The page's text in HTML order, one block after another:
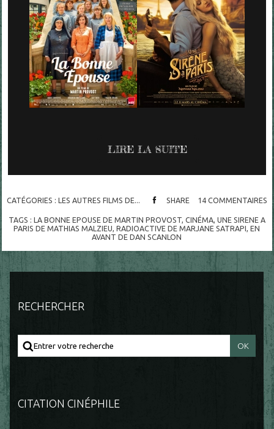
LIRE LA SUITE
CATÉGORIES : LES AUTRES FILMS DE... SHARE 14 COMMENTAIRES
TAGS : LA BONNE EPOUSE DE MARTIN PROVOST, CINÉMA, UNE SIRENE A
PARIS DE MATHIAS MALZIEU,RADIOACTIVE DE MARJANE SATRAPI,EN
AVANT DE DAN SCANLON
RECHERCHER
CITATION CINÉPHILE